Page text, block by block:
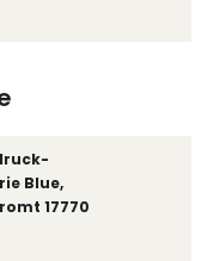
Blue,
17770